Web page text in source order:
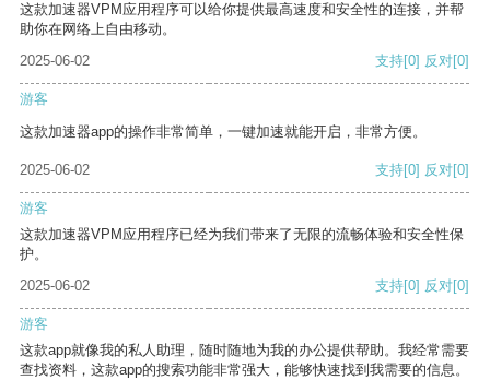
这款加速器VPM应用程序可以给你提供最高速度和安全性的连接，并帮
助你在网络上自由移动。
2025-06-02
支持[0] 反对[0]
游客
这款加速器app的操作非常简单，一键加速就能开启，非常方便。
2025-06-02 支持[0] 反对[0]
游客
这款加速器VPM应用程序已经为我们带来了无限的流畅体验和安全性保
护。
2025-06-02
支持[0] 反对[0]
游客
这款app就像我的私人助理，随时随地为我的办公提供帮助。我经常需要
查找资料，这款app的搜索功能非常强大，能够快速找到我需要的信息。